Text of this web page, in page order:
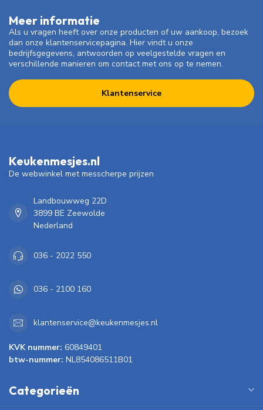
Meer informatie
Als u vragen heeft over onze producten of uw aankoop, bezoek
dan onze klantenservicepagina. Hier vindt u onze
bedrijfsgegevens, antwoorden op veelgestelde vragen en
verschillende manieren om contact met ons op te nemen.
Klantenservice
Keukenmesjes.nl
De webwinkel met messcherpe prijzen
Landbouwweg 22D
3899 BE Zeewolde
Nederland
036 - 2022 550
036 - 2100 160
klantenservice@keukenmesjes.nl
KVK nummer: 60849401
btw-nummer: NL854086511B01
Categorieën